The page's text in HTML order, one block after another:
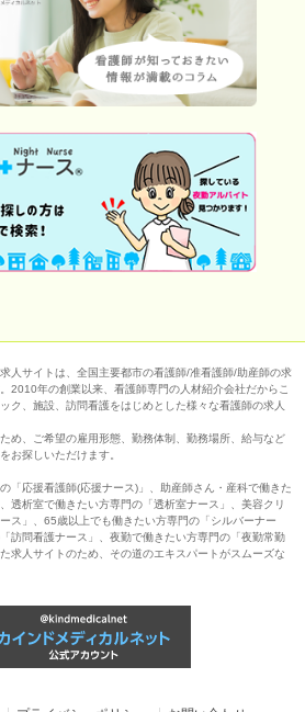
人サイトは、全国主要都市の看護師/准看護師/助産師の求
2010年の創業以来、看護師専門の人材紹介会社だからこ
ク、施設、訪問看護をはじめとした様々な看護師の求人
め、ご希望の雇用形態、勤務体制、勤務場所、給与など
お探しいただけます。
「応援看護師(応援ナース)」、助産師さん・産科で働きた
透析室で働きたい方専門の「透析室ナース」、美容クリ
ス」、65歳以上でも働きたい方専門の「シルバーナー
訪問看護ナース」、夜勤で働きたい方専門の「夜勤常勤
求人サイトのため、その道のエキスパートがスムーズな